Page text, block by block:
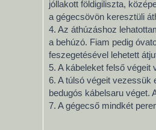
jóllakott földigiliszta,
a gégecsövön keresztüli
4. Az áthúzáshoz
a behúzó. Fiam pedig
feszegetésével lehetett
5. A kábeleket felső
6. A túlsó végeit vezessük
bedugós kábelsaru véget.
7. A gégecső mindkét